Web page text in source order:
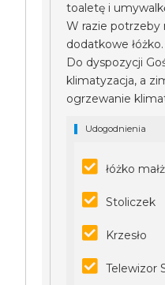
toaletę i
W razie potrzeby
dodatkowe łóżko.
Do dyspozycji
klimatyzacja, a
ogrzewanie
Udogodnienia
łóżko
Stoliczek
Krzesło
Telewizor